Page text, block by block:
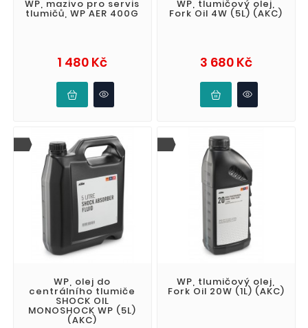
WP, mazivo pro servis
tlumičů, WP AER 400G
1 480 KčCena
WP, tlumičový olej,
Fork Oil 4W (5L) (AKC)
3 680 KčCena
WP, olej do
centrálního tlumiče
SHOCK OIL
MONOSHOCK WP (5L)
(AKC)
WP, tlumičový olej,
Fork Oil 20W (1L) (AKC)